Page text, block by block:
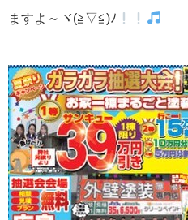
ますよ～ヾ(≧▽≦)ﾉ